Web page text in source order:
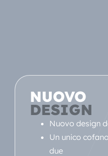
NUOVO
DESIGN
Nuovo design
Un unico
due